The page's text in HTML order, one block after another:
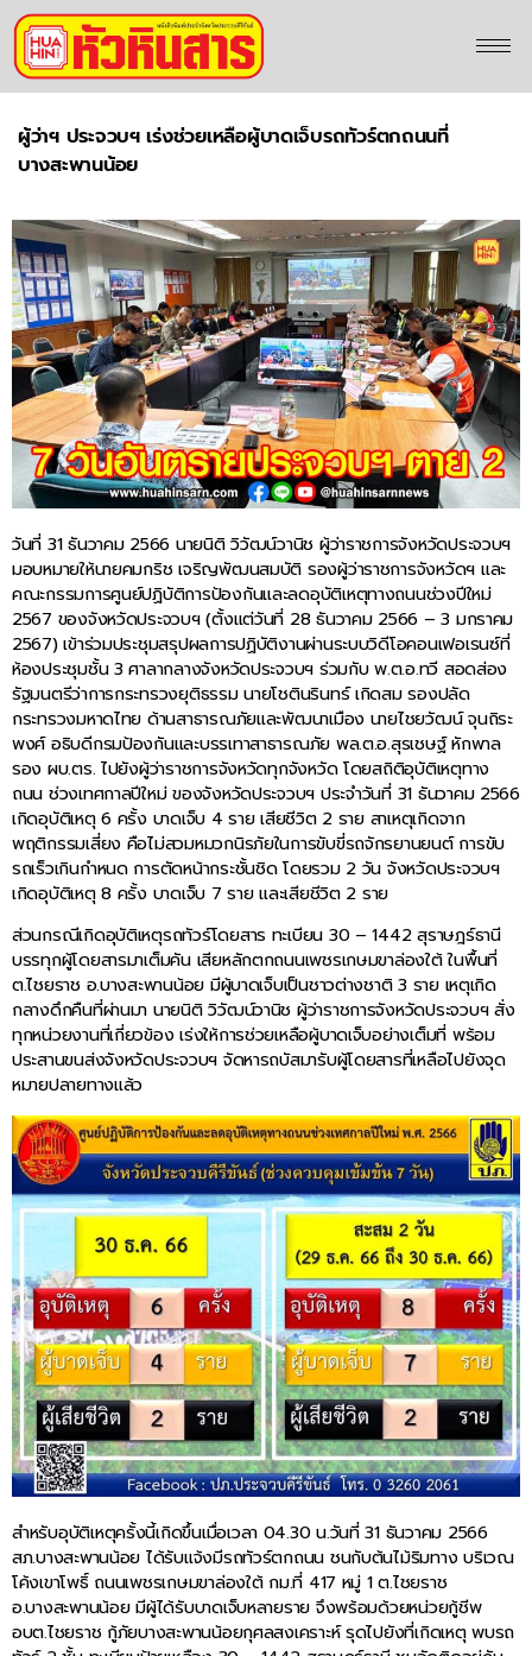
ผู้ว่าฯ ประจวบฯ เร่งช่วยเหลือผู้บาดเจ็บรถทัวร์ตกถนนที่
บางสะพานน้อย
วันที่ 31 ธันวาคม 2566 นายนิติ วิวัฒน์วานิช ผู้ว่าราชการจังหวัดประจวบฯ
มอบหมายให้นายคมกริช เจริญพัฒนสมบัติ รองผู้ว่าราชการจังหวัดฯ และ
คณะกรรมการศูนย์ปฏิบัติการป้องกันและลดอุบัติเหตุทางถนนช่วงปีใหม่
2567 ของจังหวัดประจวบฯ (ตั้งแต่วันที่ 28 ธันวาคม 2566 – 3 มกราคม
2567) เข้าร่วมประชุมสรุปผลการปฏิบัติงานผ่านระบบวิดีโอคอนเฟอเรนซ์ที่
ห้องประชุมชั้น 3 ศาลากลางจังหวัดประจวบฯ ร่วมกับ พ.ต.อ.ทวี สอดส่อง
รัฐมนตรีว่าการกระทรวงยุติธรรม นายโชตินรินทร์ เกิดสม รองปลัด
กระทรวงมหาดไทย ด้านสาธารณภัยและพัฒนาเมือง นายไชยวัฒน์ จุนถิระ
พงศ์ อธิบดีกรมป้องกันและบรรเทาสาธารณภัย พล.ต.อ.สุรเชษฐ์ หักพาล
รอง ผบ.ตร. ไปยังผู้ว่าราชการจังหวัดทุกจังหวัด โดยสถิติอุบัติเหตุทาง
ถนน ช่วงเทศกาลปีใหม่ ของจังหวัดประจวบฯ ประจำวันที่ 31 ธันวาคม 2566
เกิดอุบัติเหตุ 6 ครั้ง บาดเจ็บ 4 ราย เสียชีวิต 2 ราย สาเหตุเกิดจาก
พฤติกรรมเสี่ยง คือไม่สวมหมวกนิรภัยในการขับขี่รถจักรยานยนต์ การขับ
รถเร็วเกินกำหนด การตัดหน้ากระชั้นชิด โดยรวม 2 วัน จังหวัดประจวบฯ
เกิดอุบัติเหตุ 8 ครั้ง บาดเจ็บ 7 ราย และเสียชีวิต 2 ราย
ส่วนกรณีเกิดอุบัติเหตุรถทัวร์โดยสาร ทะเบียน 30 – 1442 สุราษฎร์ธานี
บรรทุกผู้โดยสารมาเต็มคัน เสียหลักตกถนนเพชรเกษมขาล่องใต้ ในพื้นที่
ต.ไชยราช อ.บางสะพานน้อย มีผู้บาดเจ็บเป็นชาวต่างชาติ 3 ราย เหตุเกิด
กลางดึกคืนที่ผ่านมา นายนิติ วิวัฒน์วานิช ผู้ว่าราชการจังหวัดประจวบฯ สั่ง
ทุกหน่วยงานที่เกี่ยวข้อง เร่งให้การช่วยเหลือผู้บาดเจ็บอย่างเต็มที่ พร้อม
ประสานขนส่งจังหวัดประจวบฯ จัดหารถบัสมารับผู้โดยสารที่เหลือไปยังจุด
หมายปลายทางแล้ว
สำหรับอุบัติเหตุครั้งนี้เกิดขึ้นเมื่อเวลา 04.30 น.วันที่ 31 ธันวาคม 2566
สภ.บางสะพานน้อย ได้รับแจ้งมีรถทัวร์ตกถนน ชนกับต้นไม้ริมทาง บริเวณ
โค้งเขาโพธิ์ ถนนเพชรเกษมขาล่องใต้ กม.ที่ 417 หมู่ 1 ต.ไชยราช
อ.บางสะพานน้อย มีผู้ได้รับบาดเจ็บหลายราย จึงพร้อมด้วยหน่วยกู้ชีพ
อบต.ไชยราช กู้ภัยบางสะพานน้อยกุศลสงเคราะห์ รุดไปยังที่เกิดเหตุ พบรถ